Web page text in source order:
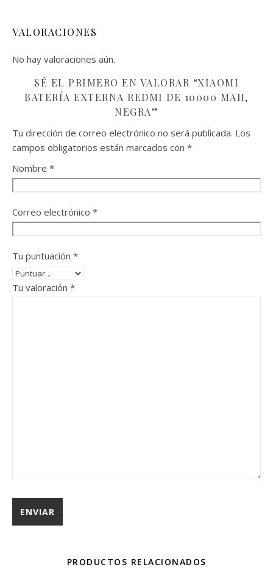
VALORACIONES
No hay valoraciones aún.
SÉ EL PRIMERO EN VALORAR “XIAOMI
BATERÍA EXTERNA REDMI DE 10000 MAH,
NEGRA”
Tu dirección de correo electrónico no será publicada. Los
campos obligatorios están marcados con *
Nombre *
Correo electrónico *
Tu puntuación *
Tu valoración *
PRODUCTOS RELACIONADOS